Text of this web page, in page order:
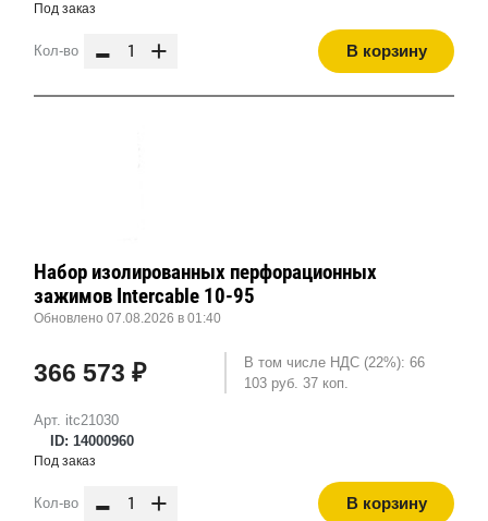
Под заказ
Кол-во - + В корзину
Арт. itc21030
ID: 14000960
Набор изолированных перфорационных
зажимов Intercable 10-95
Обновлено 07.08.2026 в 01:40
366 573 ₽
В том числе НДС (22%): 66
103 руб. 37 коп.
Под заказ
Кол-во - + В корзину